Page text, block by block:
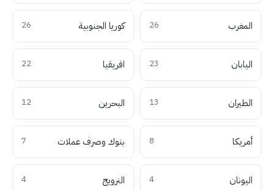
المغرب 26 كوريا الجنوبية 26
اليابان 23 افريقيا 22
الطيران 13 البحرين 12
أمريكا 8 بنوك وصرف عملات 7
اليونان 4 النرويج 4